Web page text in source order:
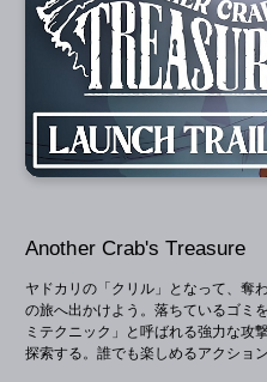
Another Crab's Treasure
ヤドカリの「クリル」となって、奪
の旅へ出かけよう。落ちているゴミ
ミテクニック」と呼ばれる強力な攻
探索する。誰でも楽しめるアクショ